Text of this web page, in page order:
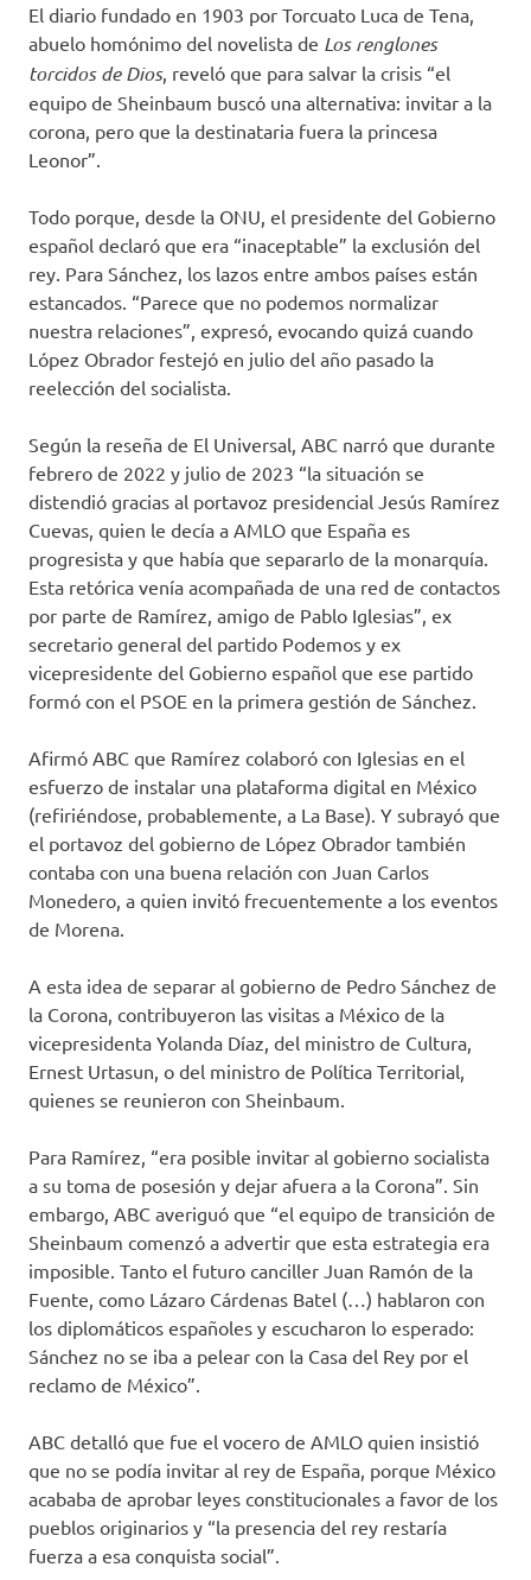
El diario fundado en 1903 por Torcuato Luca de Tena,
abuelo homónimo del novelista de Los renglones
torcidos de Dios, reveló que para salvar la crisis “el
equipo de Sheinbaum buscó una alternativa: invitar a la
corona, pero que la destinataria fuera la princesa
Leonor”.
Todo porque, desde la ONU, el presidente del Gobierno
español declaró que era “inaceptable” la exclusión del
rey. Para Sánchez, los lazos entre ambos países están
estancados. “Parece que no podemos normalizar
nuestra relaciones”, expresó, evocando quizá cuando
López Obrador festejó en julio del año pasado la
reelección del socialista.
Según la reseña de El Universal, ABC narró que durante
febrero de 2022 y julio de 2023 “la situación se
distendió gracias al portavoz presidencial Jesús Ramírez
Cuevas, quien le decía a AMLO que España es
progresista y que había que separarlo de la monarquía.
Esta retórica venía acompañada de una red de contactos
por parte de Ramírez, amigo de Pablo Iglesias”, ex
secretario general del partido Podemos y ex
vicepresidente del Gobierno español que ese partido
formó con el PSOE en la primera gestión de Sánchez.
Afirmó ABC que Ramírez colaboró con Iglesias en el
esfuerzo de instalar una plataforma digital en México
(refiriéndose, probablemente, a La Base). Y subrayó que
el portavoz del gobierno de López Obrador también
contaba con una buena relación con Juan Carlos
Monedero, a quien invitó frecuentemente a los eventos
de Morena.
A esta idea de separar al gobierno de Pedro Sánchez de
la Corona, contribuyeron las visitas a México de la
vicepresidenta Yolanda Díaz, del ministro de Cultura,
Ernest Urtasun, o del ministro de Política Territorial,
quienes se reunieron con Sheinbaum.
Para Ramírez, “era posible invitar al gobierno socialista
a su toma de posesión y dejar afuera a la Corona”. Sin
embargo, ABC averiguó que “el equipo de transición de
Sheinbaum comenzó a advertir que esta estrategia era
imposible. Tanto el futuro canciller Juan Ramón de la
Fuente, como Lázaro Cárdenas Batel (…) hablaron con
los diplomáticos españoles y escucharon lo esperado:
Sánchez no se iba a pelear con la Casa del Rey por el
reclamo de México”.
ABC detalló que fue el vocero de AMLO quien insistió
que no se podía invitar al rey de España, porque México
acababa de aprobar leyes constitucionales a favor de los
pueblos originarios y “la presencia del rey restaría
fuerza a esa conquista social”.